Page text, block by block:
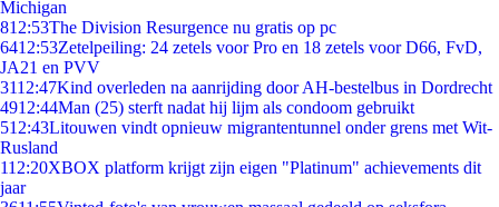
Michigan
812:53The Division Resurgence nu gratis op pc
6412:53Zetelpeiling: 24 zetels voor Pro en 18 zetels voor D66, FvD,
JA21 en PVV
3112:47Kind overleden na aanrijding door AH-bestelbus in Dordrecht
4912:44Man (25) sterft nadat hij lijm als condoom gebruikt
512:43Litouwen vindt opnieuw migrantentunnel onder grens met Wit-
Rusland
112:20XBOX platform krijgt zijn eigen "Platinum" achievements dit
jaar